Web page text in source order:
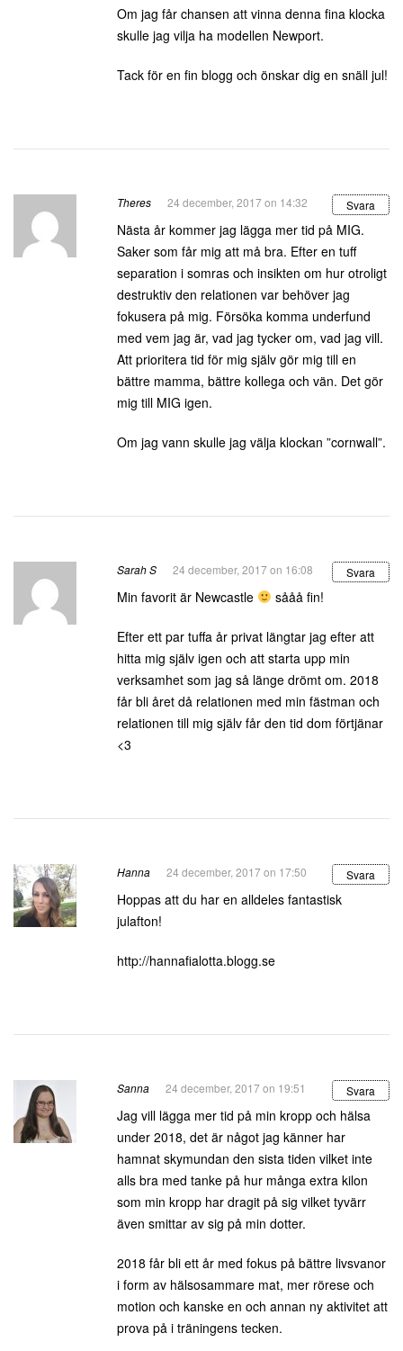
Om jag får chansen att vinna denna fina klocka
skulle jag vilja ha modellen Newport.
Tack för en fin blogg och önskar dig en snäll jul!
Theres 24 december, 2017 on 14:32 Svara
Nästa år kommer jag lägga mer tid på MIG.
Saker som får mig att må bra. Efter en tuff
separation i somras och insikten om hur otroligt
destruktiv den relationen var behöver jag
fokusera på mig. Försöka komma underfund
med vem jag är, vad jag tycker om, vad jag vill.
Att prioritera tid för mig själv gör mig till en
bättre mamma, bättre kollega och vän. Det gör
mig till MIG igen.
Om jag vann skulle jag välja klockan ”cornwall”.
Sarah S 24 december, 2017 on 16:08 Svara
Min favorit är Newcastle sååå fin!
Efter ett par tuffa år privat längtar jag efter att
hitta mig själv igen och att starta upp min
verksamhet som jag så länge drömt om. 2018
får bli året då relationen med min fästman och
relationen till mig själv får den tid dom förtjänar
<3
Hanna 24 december, 2017 on 17:50 Svara
Hoppas att du har en alldeles fantastisk
julafton!
http://hannafialotta.blogg.se
Sanna 24 december, 2017 on 19:51 Svara
Jag vill lägga mer tid på min kropp och hälsa
under 2018, det är något jag känner har
hamnat skymundan den sista tiden vilket inte
alls bra med tanke på hur många extra kilon
som min kropp har dragit på sig vilket tyvärr
även smittar av sig på min dotter.
2018 får bli ett år med fokus på bättre livsvanor
i form av hälsosammare mat, mer rörese och
motion och kanske en och annan ny aktivitet att
prova på i träningens tecken.